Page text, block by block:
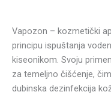
Vapozon – kozmetički
principu ispuštanja
kiseonikom. Svoju
za temeljno čišćenje,
dubinska dezinfekcija